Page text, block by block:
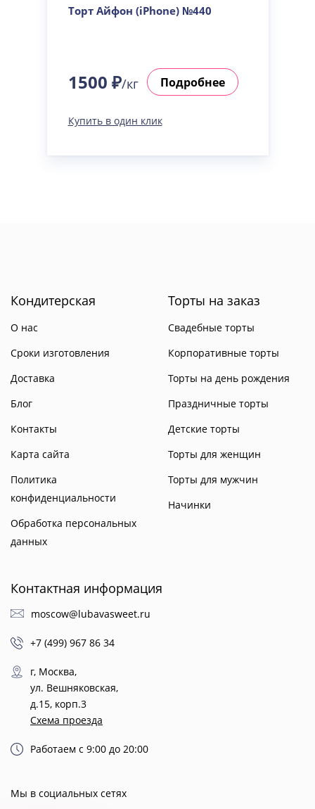
Торт Айфон (iPhone) №440
1500 ₽/кг Подробнее
Купить в один клик
Кондитерская
О нас
Сроки изготовления
Доставка
Блог
Контакты
Карта сайта
Политика
конфиденциальности
Обработка персональных
данных
Торты на заказ
Свадебные торты
Корпоративные торты
Торты на день рождения
Праздничные торты
Детские торты
Торты для женщин
Торты для мужчин
Начинки
Контактная информация
moscow@lubavasweet.ru
+7 (499) 967 86 34
г, Москва,
ул. Вешняковская,
д.15, корп.3
Схема проезда
Работаем с 9:00 до 20:00
Мы в социальных сетях